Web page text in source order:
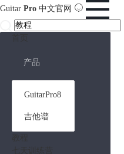
Guitar Pro 中文官网
产品
GuitarPro8
吉他谱